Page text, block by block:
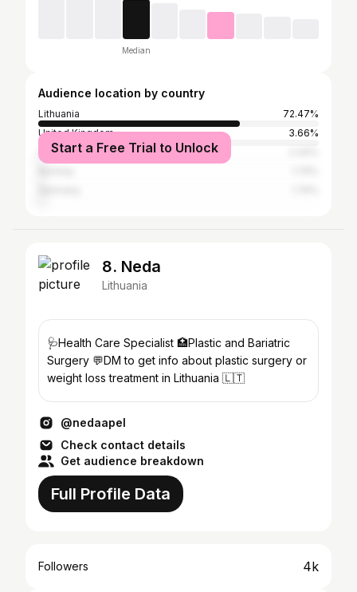
Median
Audience location by country
Lithuania
72.47%
United Kingdom
3.66%
United States
Start a Free Trial to Unlock
8. Neda
Lithuania
🩺Health Care Specialist 🏥Plastic and Bariatric
Surgery 💬DM to get info about plastic surgery or
weight loss treatment in Lithuania 🇱🇹
@nedaapel
Check contact details
Get audience breakdown
Full Profile Data
Followers 4k